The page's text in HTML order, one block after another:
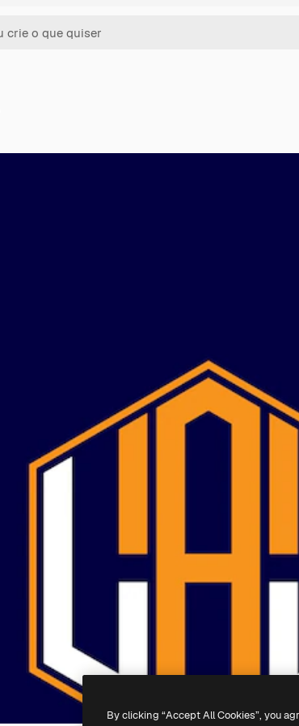
By clicking “Accept All Cookies”, you